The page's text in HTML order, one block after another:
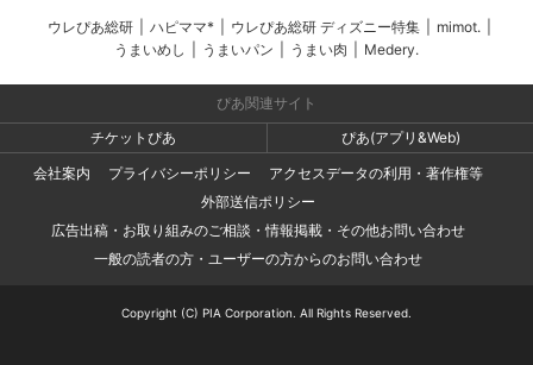
ウレぴあ総研 ハピママ* ウレぴあ総研 ディズニー特集 mimot.
うまいめし
うまいパン うまい肉 Medery.
ぴあ関連サイト
チケットぴあ
ぴあ(アプリ&Web)
会社案内
プライバシーポリシー
アクセスデータの利用・著作権等
外部送信ポリシー
広告出稿・お取り組みのご相談・情報掲載・その他お問い合わせ
一般の読者の方・ユーザーの方からのお問い合わせ
Copyright (C) PIA Corporation. All Rights Reserved.